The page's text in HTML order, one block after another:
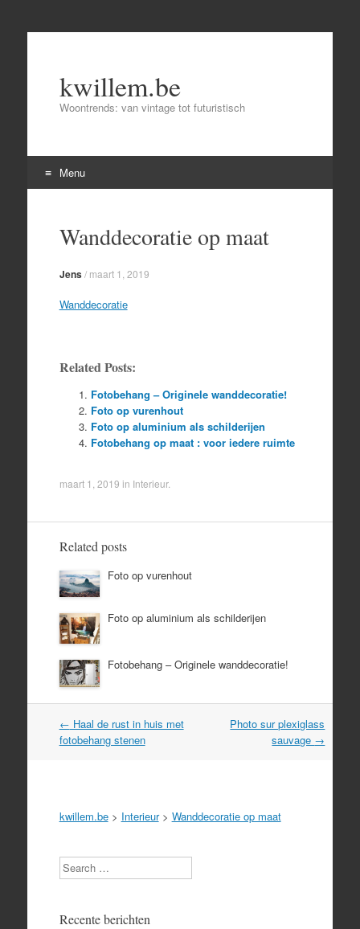
kwillem.be
Woontrends: van vintage tot futuristisch
Menu
contentWanddecoratie op maat
Jens/ maart 1, 2019
Wanddecoratie
Related Posts:
Fotobehang – Originele wanddecoratie!
Foto op vurenhout
Foto op aluminium als schilderijen
Fotobehang op maat : voor iedere ruimte
maart 1, 2019 in Interieur.
Related posts
Foto op vurenhout
Foto op aluminium als schilderijen
Fotobehang – Originele wanddecoratie!
Post
navigation
← Haal de rust in huis met
fotobehang stenen
Photo sur plexiglass
sauvage →
kwillem.be> Interieur> Wanddecoratie op maat
Search
Recente berichten